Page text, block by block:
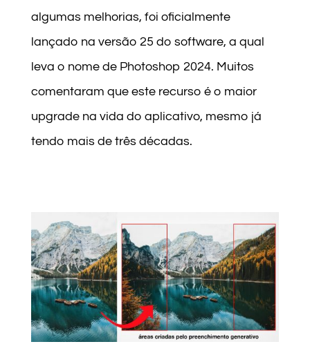
algumas melhorias, foi oficialmente
lançado na versão 25 do software, a qual
leva o nome de Photoshop 2024. Muitos
comentaram que este recurso é o maior
upgrade na vida do aplicativo, mesmo já
tendo mais de três décadas.